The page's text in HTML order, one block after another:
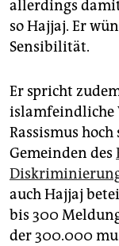
allerdings
so Hajjaj. Er
Sensibilität.
Er spricht
islamfeindliche
Rassismus
Gemeinden des
auch Hajjaj
bis 300
der 300.000